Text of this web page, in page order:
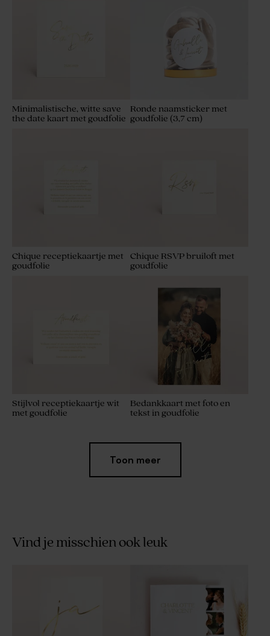
Minimalistische, witte save
the date kaart met goudfolie
Ronde naamsticker met
goudfolie (3,7 cm)
Chique receptiekaartje met
goudfolie
Chique RSVP bruiloft met
goudfolie
Stijlvol receptiekaartje wit
met goudfolie
Bedankkaart met foto en
tekst in goudfolie
Toon meer
Vind je misschien ook leuk